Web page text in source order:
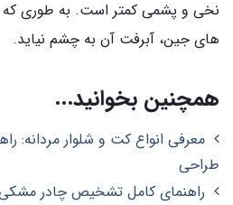
نخی و پشمی کمتر است. به طوری
های جین، آبرفت آن به چشم نیاید.
همچنین بخوانید...
معرفی انواع کت و شلوار مردانه:
طراحی
راهنمای کامل تشخیص چادر مشکی